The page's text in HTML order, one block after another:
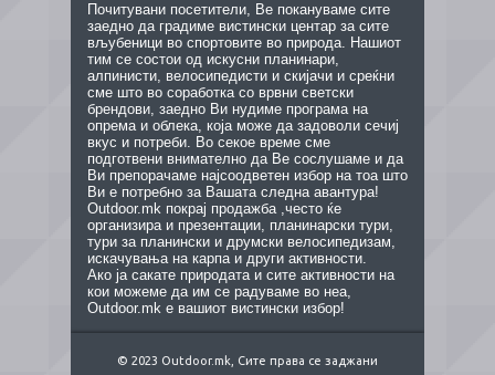
Почитувани посетители, Ве покануваме сите
заедно да градиме вистински центар за сите
вљубеници во спортовите во природа. Нашиот
тим се состои од искусни планинари,
алпинисти, велосипедисти и скијачи и среќни
сме што во соработка со врвни светски
брендови, заедно Ви нудиме програма на
опрема и облека, која може да задоволи сечиј
вкус и потреби. Во секое време сме
подготвени внимателно да Ве сослушаме и да
Ви препорачаме најсоодветен избор на тоа што
Ви е потребно за Вашата следна авантура!
Outdoor.mk покрај продажба ,често ќе
организира и презентации, планинарски тури,
тури за планински и друмски велосипедизам,
искачувања на карпа и други активности.
Ако ја сакате природата и сите активности на
кои можеме да им се радуваме во неа,
Outdoor.mk е вашиот вистински избор!
© 2023 Outdoor.mk, Сите права се заджани